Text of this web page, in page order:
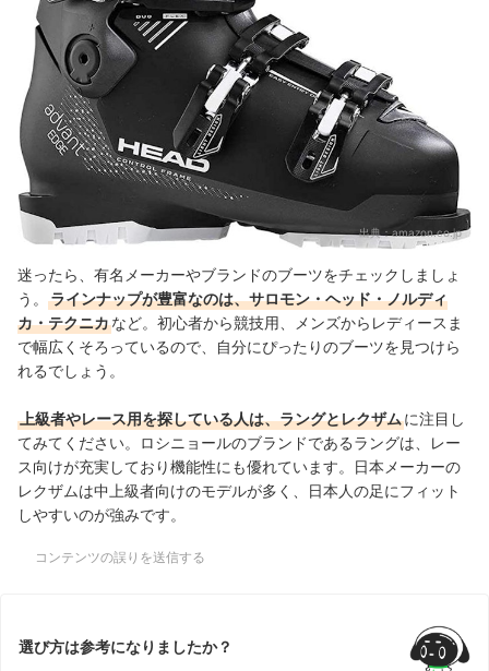
出典：amazon.co.jp
迷ったら、有名メーカーやブランドのブーツをチェックしましょ
う。
ラインナップが豊富なのは、サロモン・ヘッド・ノルディ
カ・テクニカなど。初心者から競技用、メンズからレディースま
で幅広くそろっているので、自分にぴったりのブーツを見つけら
れるでしょう。
上級者やレース用を探している人は、ラングとレクザムに注目し
てみてください。ロシニョールのブランドであるラングは、レー
ス向けが充実しており機能性にも優れています。日本メーカーの
レクザムは中上級者向けのモデルが多く、日本人の足にフィット
しやすいのが強みです。
コンテンツの誤りを送信する
選び方は参考になりましたか？